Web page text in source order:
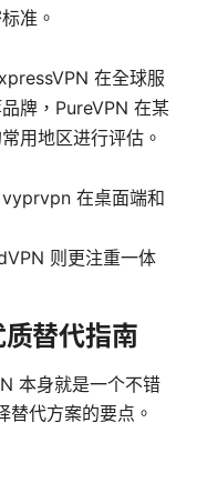
准。
在全球服
牌，PureVPN 在某
用地区进行评估。
在桌面端和
则更注重一体
替代指南
本身就是一个不错
替代方案的要点。